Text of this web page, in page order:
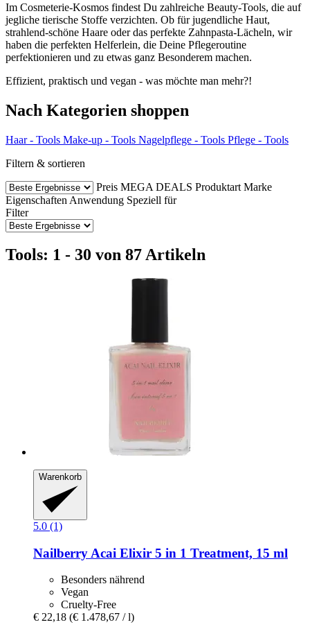
Im Cosmeterie-Kosmos findest Du zahlreiche Beauty-Tools, die auf
jegliche tierische Stoffe verzichten. Ob für jugendliche Haut,
strahlend-schöne Haare oder das perfekte Zahnpasta-Lächeln, wir
haben die perfekten Helferlein, die Deine Pflegeroutine
perfektionieren und zu etwas ganz Besonderem machen.
Effizient, praktisch und vegan - was möchte man mehr?!
Nach Kategorien shoppen
Haar - Tools Make-up - Tools Nagelpflege - Tools Pflege - Tools
Filtern & sortieren
Preis MEGA DEALS Produktart Marke
Eigenschaften Anwendung Speziell für
Filter
Tools: 1 - 30 von 87 Artikeln
Warenkorb
5.0 (1)
Nailberry Acai Elixir 5 in 1 Treatment, 15 ml
Besonders nährend
Vegan
Cruelty-Free
€ 22,18 (€ 1.478,67 / l)